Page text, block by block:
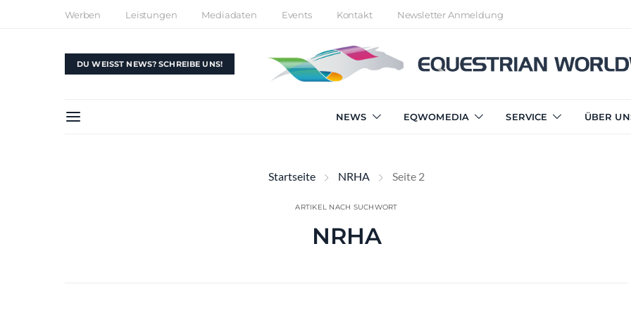
Werben Leistungen Mediadaten Events Kontakt Newsletter Anmeldung
DU WEISST NEWS? SCHREIBE UNS!
NEWS EQWOMEDIA SERVICE ÜBER
Startseite NRHA Seite 2
ARTIKEL NACH SUCHWORT
NRHA